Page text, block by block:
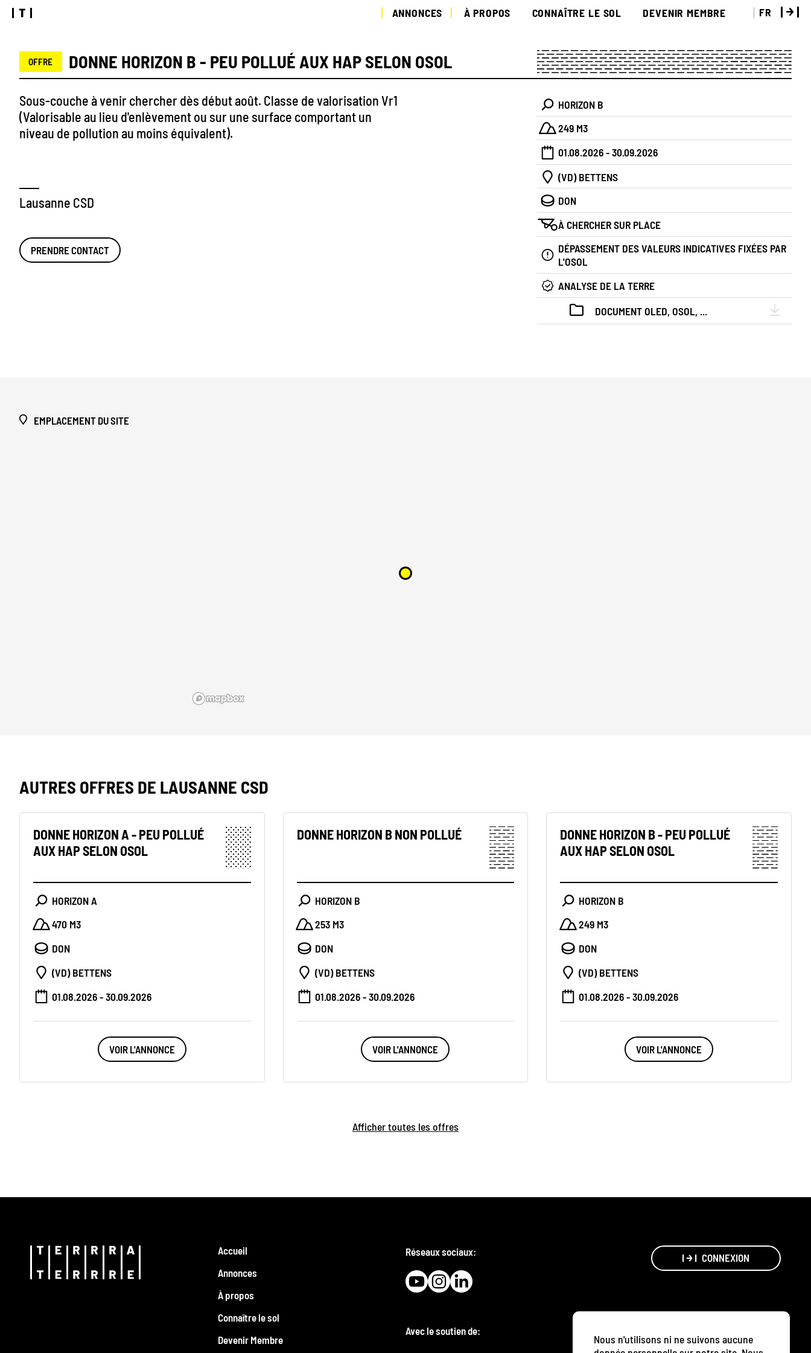
ANNONCES À PROPOS CONNAÎTRE LE SOL DEVENIR MEMBRE FR
OFFRE DONNE HORIZON B - PEU POLLUÉ AUX HAP SELON OSOL
Sous-couche à venir chercher dès début août. Classe de valorisation Vr1
(Valorisable au lieu d'enlèvement ou sur une surface comportant un
niveau de pollution au moins équivalent).
Lausanne CSD
PRENDRE CONTACT
HORIZON B
249 M3
01.08.2026 - 30.09.2026
(VD) BETTENS
DON
À CHERCHER SUR PLACE
DÉPASSEMENT DES VALEURS INDICATIVES FIXÉES PAR
L'OSOL
ANALYSE DE LA TERRE
DOCUMENT OLED, OSOL, ...
EMPLACEMENT DU SITE
AUTRES OFFRES DE LAUSANNE CSD
DONNE HORIZON A - PEU POLLUÉ
AUX HAP SELON OSOL
HORIZON A
470 M3
DON
(VD) BETTENS
01.08.2026 - 30.09.2026
VOIR L'ANNONCE
DONNE HORIZON B NON POLLUÉ
HORIZON B
253 M3
DON
(VD) BETTENS
01.08.2026 - 30.09.2026
VOIR L'ANNONCE
DONNE HORIZON B - PEU POLLUÉ
AUX HAP SELON OSOL
HORIZON B
249 M3
DON
(VD) BETTENS
01.08.2026 - 30.09.2026
VOIR L'ANNONCE
Afficher toutes les offres
Nous n'utilisons ni ne suivons aucune
Accueil
Annonces
À propos
Connaître le sol
Devenir Membre
Réseaux sociaux:
Avec le soutien de:
CONNEXION